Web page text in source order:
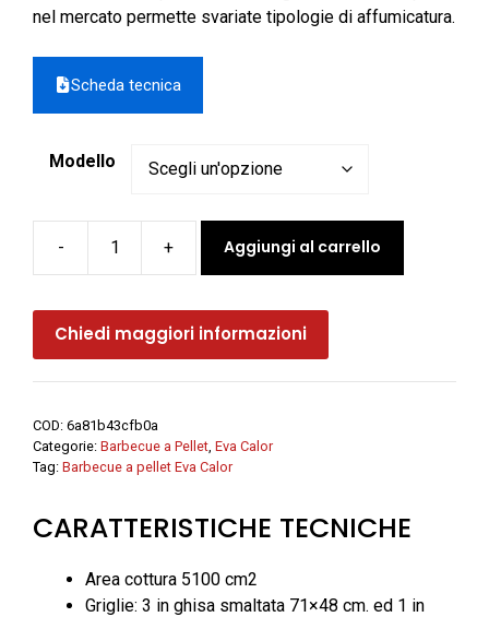
nel mercato permette svariate tipologie di affumicatura.
Scheda tecnica
Modello
-
Barbecue
pellet
BARBECUE
-
quantità
+ Aggiungi al carrello
Chiedi maggiori informazioni
COD: 6a81b43cfb0a
Categorie: Barbecue a Pellet Eva Calor
Tag: Barbecue a pellet Eva Calor
CARATTERISTICHE TECNICHE
Area cottura 5100 cm2
Griglie: 3 in ghisa smaltata 71×48 cm. ed 1 in